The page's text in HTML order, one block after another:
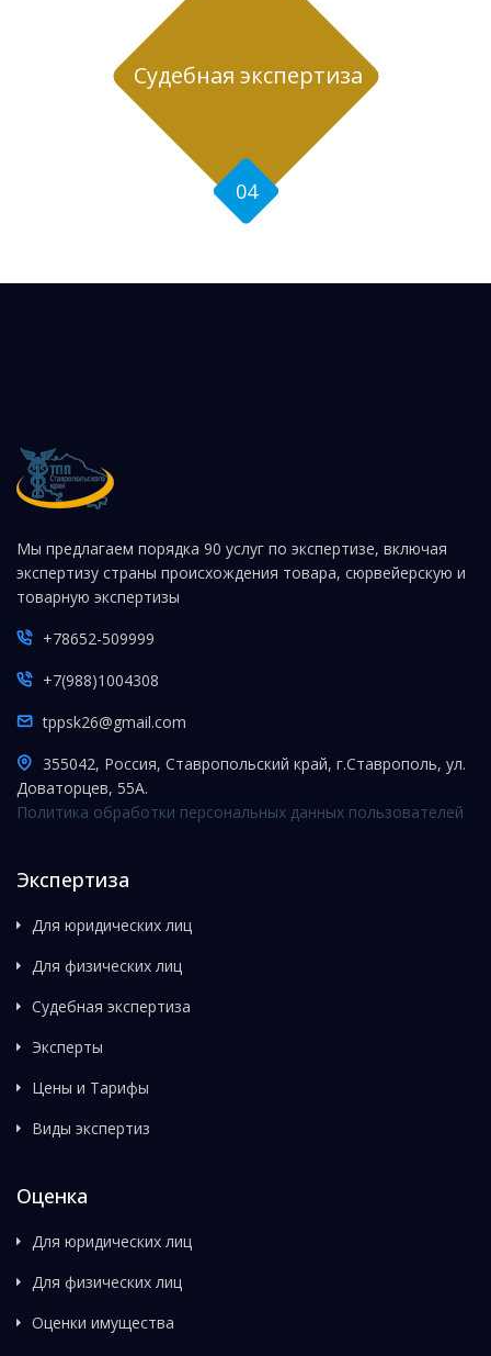
04
Судебная экспертиза
Мы предлагаем порядка 90 услуг по экспертизе, включая
экспертизу страны происхождения товара, сюрвейерскую и
товарную экспертизы
+78652-509999
+7(988)1004308
tppsk26@gmail.com
355042, Россия, Ставропольский край, г.Ставрополь, ул.
Доваторцев, 55А.
Политика обработки персональных данных пользователей
Экспертиза
Для юридических лиц
Для физических лиц
Судебная экспертиза
Эксперты
Цены и Тарифы
Виды экспертиз
Оценка
Для юридических лиц
Для физических лиц
Оценки имущества